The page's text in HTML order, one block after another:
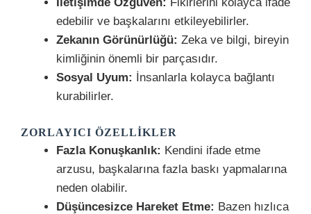
edebilir ve başkalarını etkileyebilirler.
Zekanın Görünürlüğü: Zeka ve bilgi, bireyin
kimliğinin önemli bir parçasıdır.
Sosyal Uyum: İnsanlarla kolayca bağlantı
kurabilirler.
ZORLAYICI ÖZELLIKLER
Fazla Konuşkanlık: Kendini ifade etme
arzusu, başkalarına fazla baskı yapmalarına
neden olabilir.
Düşüncesizce Hareket Etme: Bazen hızlıca